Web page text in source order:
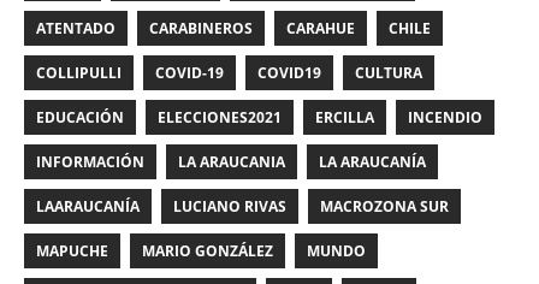
ATENTADO CARABINEROS CARAHUE CHILE
COLLIPULLI COVID-19 COVID19 CULTURA
EDUCACIÓN ELECCIONES2021 ERCILLA INCENDIO
INFORMACIÓN LA ARAUCANIA LA ARAUCANÍA
LAARAUCANÍA LUCIANO RIVAS MACROZONA SUR
MAPUCHE MARIO GONZÁLEZ MUNDO